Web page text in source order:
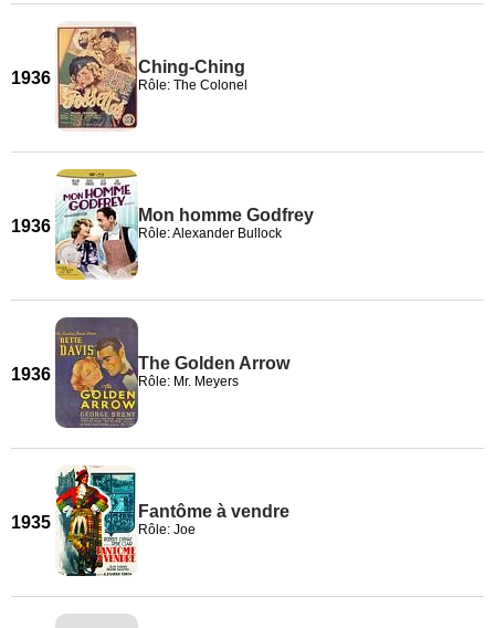
1936
Ching-Ching
Rôle: The Colonel
1936
Mon homme Godfrey
Rôle: Alexander Bullock
1936
The Golden Arrow
Rôle: Mr. Meyers
1935
Fantôme à vendre
Rôle: Joe